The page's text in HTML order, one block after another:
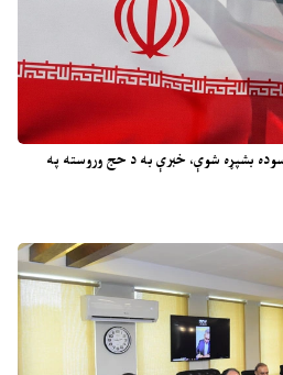
بشپړه شوې، خبرې به د حج وروسته په